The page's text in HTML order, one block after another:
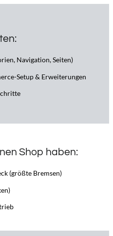
Navigation, Seiten)
Setup & Erweiterungen
Shop haben:
(größte Bremsen)